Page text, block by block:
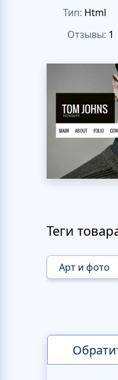
Тип: Html
Отзывы: 1
Теги
Арт и фото